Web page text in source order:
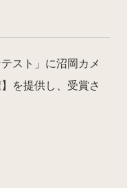
スト」に沼岡カメ
を提供し、受賞さ